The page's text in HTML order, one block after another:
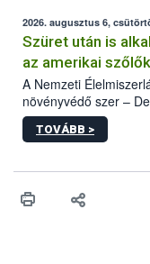
az intenzív felderítést,
hatósággal is
2026. augusztus 6,
Szüret után is
az amerikai
A Nemzeti
növényvédő szer –
engedélyokiratát
egészen a
érésű szőlőkben is
felhasználók számára
TOVÁBB >